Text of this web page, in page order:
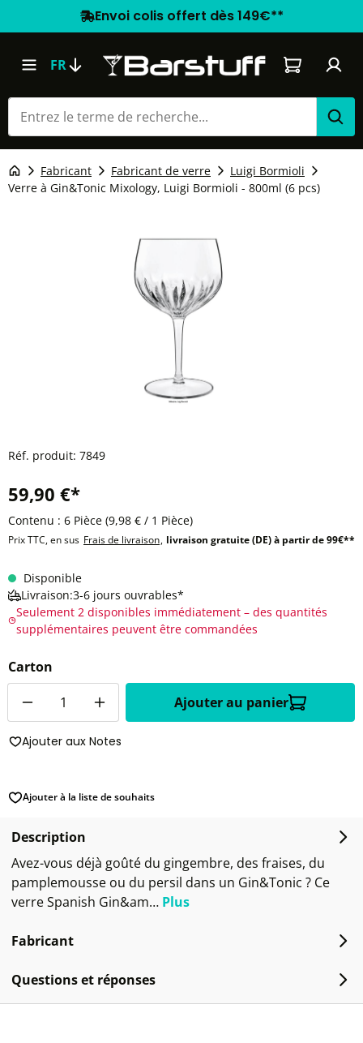
Envoi colis offert dès 149€**
FR Le panier
Fabricant Fabricant de verre
Luigi Bormioli
Verre à Gin&Tonic Mixology, Luigi Bormioli - 800ml (6 pcs)
Réf. produit: 7849
59,90 €*
Contenu : 6 Pièce (9,98 € / 1 Pièce)
Prix TTC, en sus Frais de livraison, livraison gratuite (DE) à partir de 99€**
Disponible
Livraison:3-6 jours ouvrables*
Seulement 2 disponibles immédiatement – des quantités
supplémentaires peuvent être commandées
Carton
Ajouter au panier
Ajouter aux Notes
Ajouter à la liste de souhaits
Description
Avez-vous déjà goûté du gingembre, des fraises, du
pamplemousse ou du persil dans un Gin&Tonic ? Ce
verre Spanish Gin&am… Plus
Fabricant
Questions et réponses